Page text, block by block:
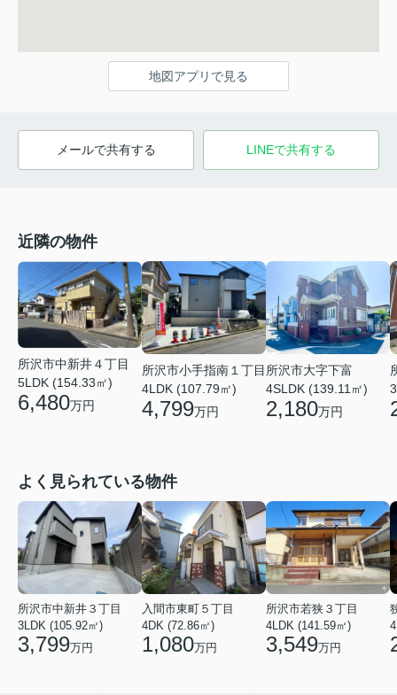
地図アプリで見る
メールで共有する LINEで共有する
近隣の物件
所沢市中新井４丁目
5LDK (154.33㎡)
6,480万円
所沢市小手指南１丁目
4LDK (107.79㎡)
4,799万円
所沢市大字下富
4SLDK (139.11㎡)
2,180万円
よく見られている物件
所沢市中新井３丁目
3LDK (105.92㎡)
3,799万円
入間市東町５丁目
4DK (72.86㎡)
1,080万円
所沢市若狭３丁目
4LDK (141.59㎡)
3,549万円